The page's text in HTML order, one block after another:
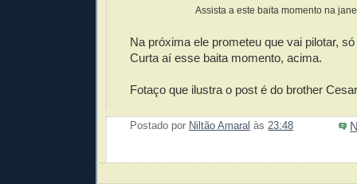
Assista a este baita momento na
Na próxima ele prometeu que vai pilotar,
Curta aí esse baita momento, acima.
Fotaço que ilustra o post é do brother
Postado por Niltão Amaral às 23:48